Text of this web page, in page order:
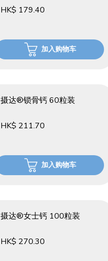
HK$ 179.40
加入购物车
摄达®锁骨钙 60粒装
HK$ 211.70
加入购物车
摄达®女士钙 100粒装
HK$ 270.30